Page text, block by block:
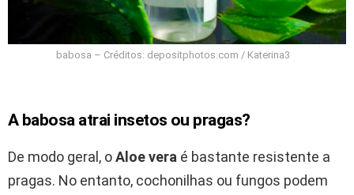
babosa – Créditos: depositphotos.com / Katerina3
A babosa atrai insetos ou pragas?
De modo geral, oAloe vera é bastante resistente a
pragas. No entanto, cochonilhas ou fungos podem